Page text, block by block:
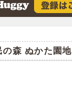
の森 ぬかた園地